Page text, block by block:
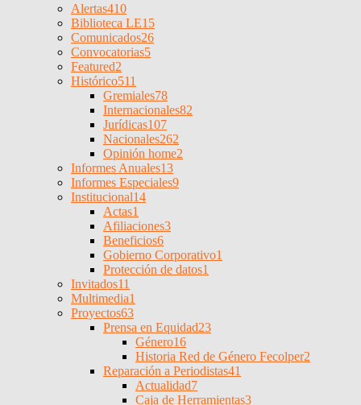
Alertas410
Biblioteca LE15
Comunicados26
Convocatorias5
Featured2
Histórico511
Gremiales78
Internacionales82
Jurídicas107
Nacionales262
Opinión home2
Informes Anuales13
Informes Especiales9
Institucional14
Actas1
Afiliaciones3
Beneficios6
Gobierno Corporativo1
Protección de datos1
Invitados11
Multimedia1
Proyectos63
Prensa en Equidad23
Género16
Historia Red de Género Fecolper2
Reparación a Periodistas41
Actualidad7
Caja de Herramientas3